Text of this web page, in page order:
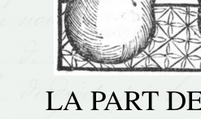
LA PART